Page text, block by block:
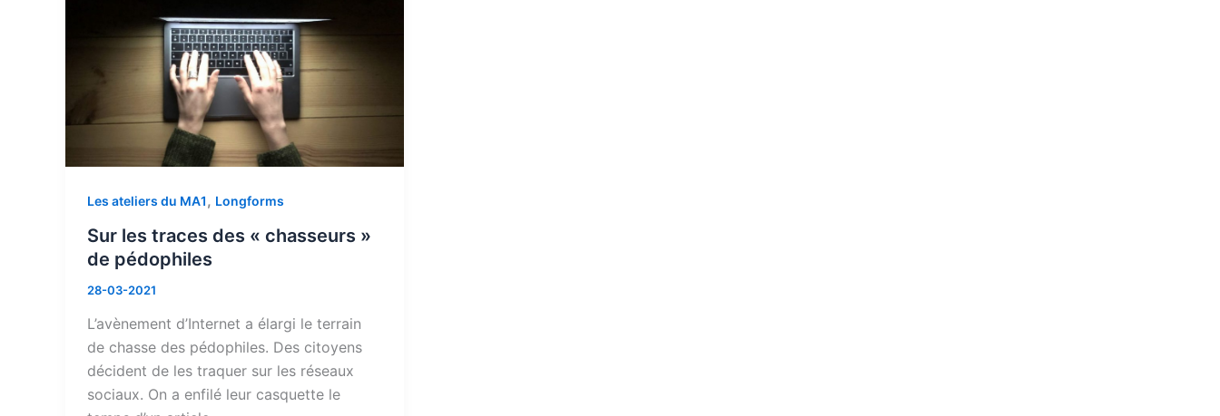
Les ateliers du MA1, Longforms
Sur les traces des « chasseurs »
de pédophiles
28-03-2021
L’avènement d’Internet a élargi le terrain
de chasse des pédophiles. Des citoyens
décident de les traquer sur les réseaux
sociaux. On a enfilé leur casquette le